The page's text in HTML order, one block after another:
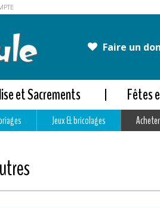
Faire un don
et Sacrements Fêtes
Jeux & bricolages